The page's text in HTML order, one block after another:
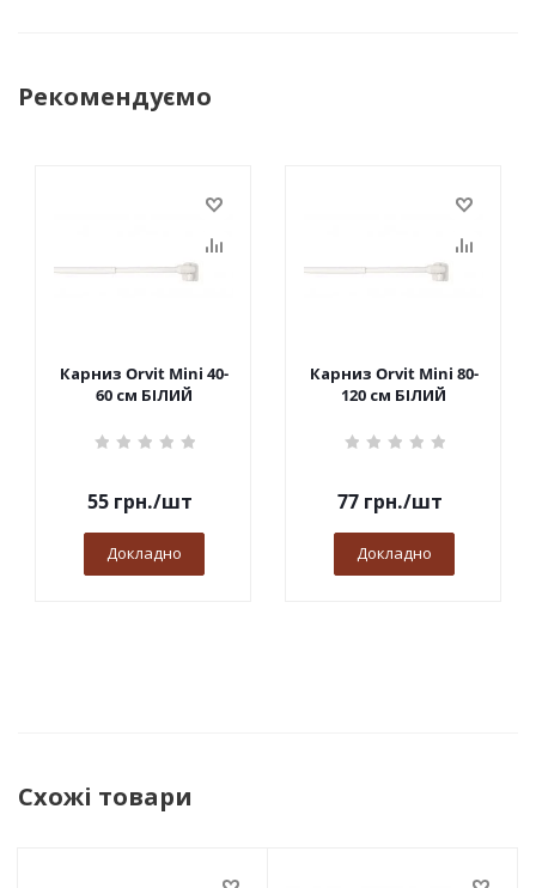
Рекомендуємо
Карниз Orvit Mini 40-
60 см БІЛИЙ
55грн./шт
Докладно
Карниз Orvit Mini 80-
120 см БІЛИЙ
77грн./шт
Докладно
Схожі товари